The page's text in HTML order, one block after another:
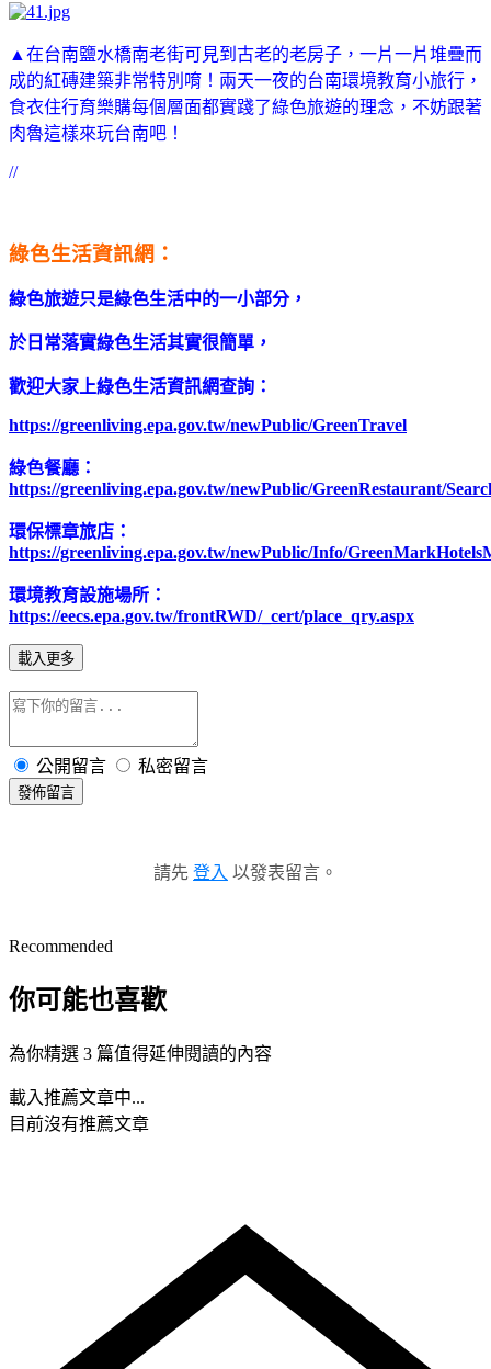
▲在台南鹽水橋南老街可見到古老的老房子，一片一片堆疊而
成的紅磚建築非常特別唷！ 兩天一夜的台南環境教育小旅行，
食衣住行育樂購每個層面都實踐了綠色旅遊的理念，不妨跟著
肉魯這樣來玩台南吧！
//
綠色生活資訊網：
綠色旅遊只是綠色生活中的一小部分，
於日常落實綠色生活其實很簡單，
歡迎大家上綠色生活資訊網查詢：
https://greenliving.epa.gov.tw/newPublic/GreenTravel
綠色餐廳：
https://greenliving.epa.gov.tw/newPublic/GreenRestaurant/
環保標章旅店：
https://greenliving.epa.gov.tw/newPublic/Info/
環境教育設施場所：
https://eecs.epa.gov.tw/frontRWD/_cert/place_qry.aspx
載入更多
公開留言 私密留言
發佈留言
請先 登入 以發表留言。
Recommended
你可能也喜歡
為你精選 3 篇值得延伸閱讀的內容
載入推薦文章中...
目前沒有推薦文章